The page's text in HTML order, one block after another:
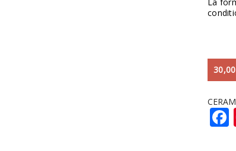
La
30,00